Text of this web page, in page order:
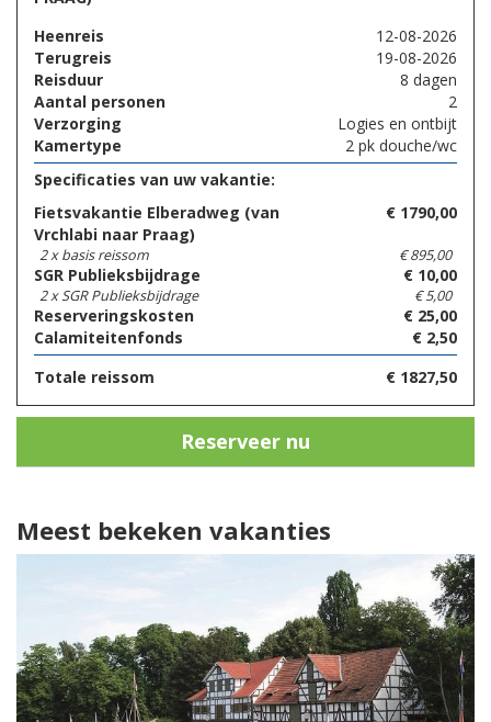
Heenreis
12-08-2026
Terugreis
19-08-2026
Reisduur
8 dagen
Aantal personen
2
Verzorging
Logies en ontbijt
Kamertype
2 pk douche/wc
Specificaties van uw vakantie:
Fietsvakantie Elberadweg (van
Vrchlabi naar Praag)
€ 1790,00
2 x basis reissom €895,00
SGR Publieksbijdrage € 10,00
2 x SGR Publieksbijdrage €5,00
Reserveringskosten € 25,00
Calamiteitenfonds
€ 2,50
Totale reissom
€ 1827,50
Reserveer nu
Meest bekeken vakanties